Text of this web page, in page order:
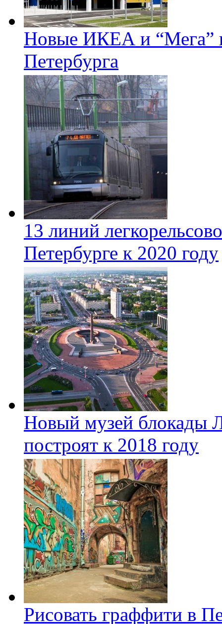
Новые ИКЕА и “Мега”
Петербурга
13 линий
Петербурге к 2020 году
Новый музей блокады
построят к 2018 году
Рисовать граффити в